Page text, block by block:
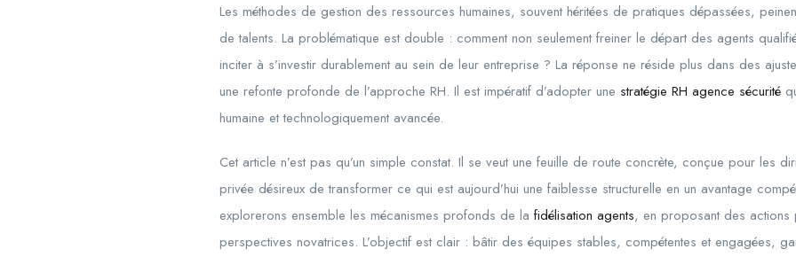
Les méthodes de gestion des ressources humaines, souvent héritées de pratiques dépassées,
de talents. La problématique est double : comment non seulement freiner le départ des agents
inciter à s’investir durablement au sein de leur entreprise ? La réponse ne réside plus dans des
une refonte profonde de l’approche RH. Il est impératif d’adopter une stratégie RH agence sécurité
humaine et technologiquement avancée.
Cet article n’est pas qu’un simple constat. Il se veut une feuille de route concrète, conçue pour les
privée désireux de transformer ce qui est aujourd’hui une faiblesse structurelle en un avantage
explorerons ensemble les mécanismes profonds de la fidélisation agents, en proposant des actions
perspectives novatrices. L’objectif est clair : bâtir des équipes stables, compétentes et engagées,